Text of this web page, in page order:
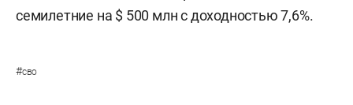
семилетние на $ 500 млн с доходностью 7,6%.
#сво